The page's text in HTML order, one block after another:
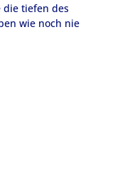
tiefen des
wie noch nie